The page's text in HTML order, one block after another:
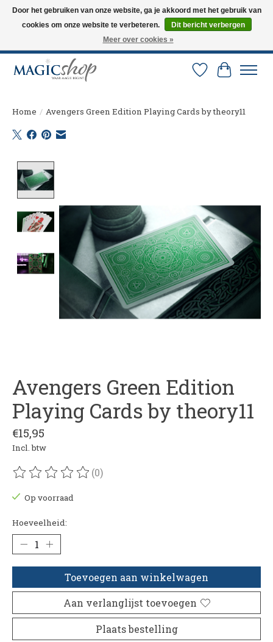
Altijd de nieuwste trucs op voorraad. Snelle verzending via PostNL en DHL.
Langskomen in onze winkel? Bel of mail om een afspraak te maken. 0251-
Verlanglijst
Home / Avengers Green Edition Playing Cards by theory11
Avengers Green Edition
Playing Cards by theory11
€15,95
Incl. btw
De beoordeling van dit product is
(0)
Op voorraad
Hoeveelheid:
Toevoegen aan winkelwagen
Aan verlanglijst toevoegen
Plaats bestelling
Door het gebruiken van onze website, ga je akkoord met het gebruik van
cookies om onze website te verbeteren.
Dit bericht verbergen
Meer over cookies »